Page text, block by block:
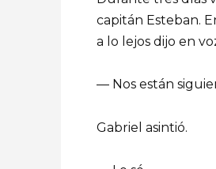
capitán Esteban.
a lo lejos dijo en
— Nos están
Gabriel asintió.